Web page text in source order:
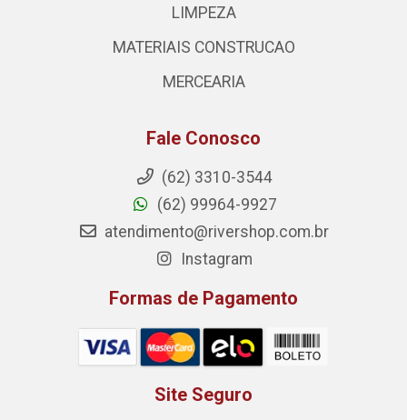
LIMPEZA
MATERIAIS CONSTRUCAO
MERCEARIA
Fale Conosco
(62) 3310-3544
(62) 99964-9927
atendimento@rivershop.com.br
Instagram
Formas de Pagamento
Site Seguro